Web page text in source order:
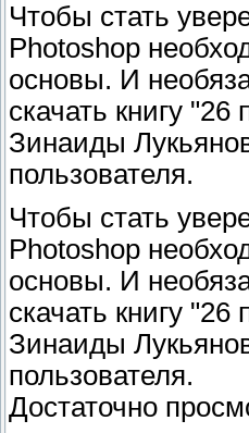
Чтобы стать
Photoshop
основы. И
скачать книгу
Зинаиды
пользователя.
Чтобы стать
Photoshop
основы. И
скачать книгу
Зинаиды
пользователя.
Достаточно